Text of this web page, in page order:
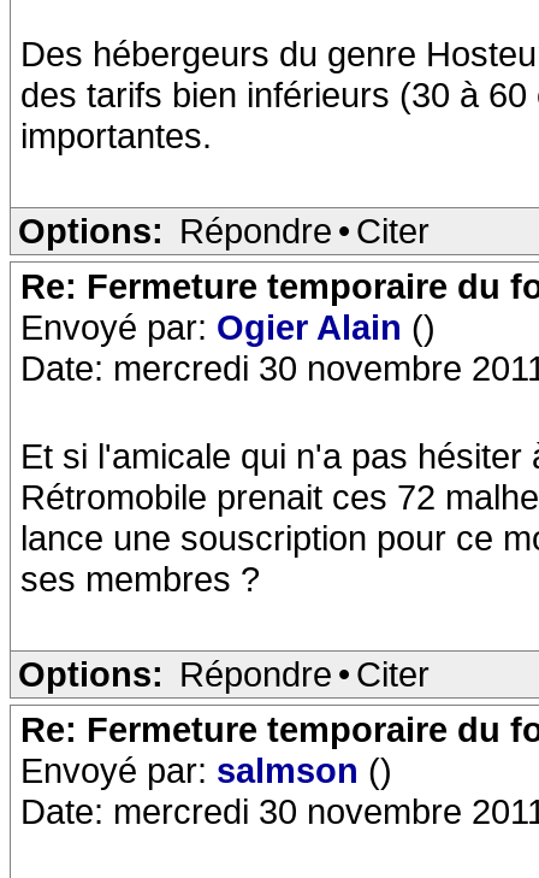
Des hébergeurs du genre
des tarifs bien inférieurs (30 à
importantes.
Options: Répondre • Citer
Re: Fermeture temporaire du
Envoyé par: Ogier Alain ()
Date: mercredi 30 novembre
Et si l'amicale qui n'a pas
Rétromobile prenait ces 72
lance une souscription pour ce
ses membres ?
Options: Répondre • Citer
Re: Fermeture temporaire du
Envoyé par: salmson ()
Date: mercredi 30 novembre